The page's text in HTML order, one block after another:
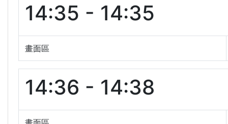
14:35 - 14:35
畫面區
14:36 - 14:38